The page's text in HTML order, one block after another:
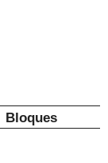
Bloques